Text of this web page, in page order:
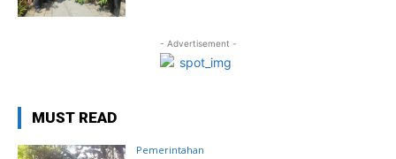
- Advertisement -
MUST READ
Pemerintahan